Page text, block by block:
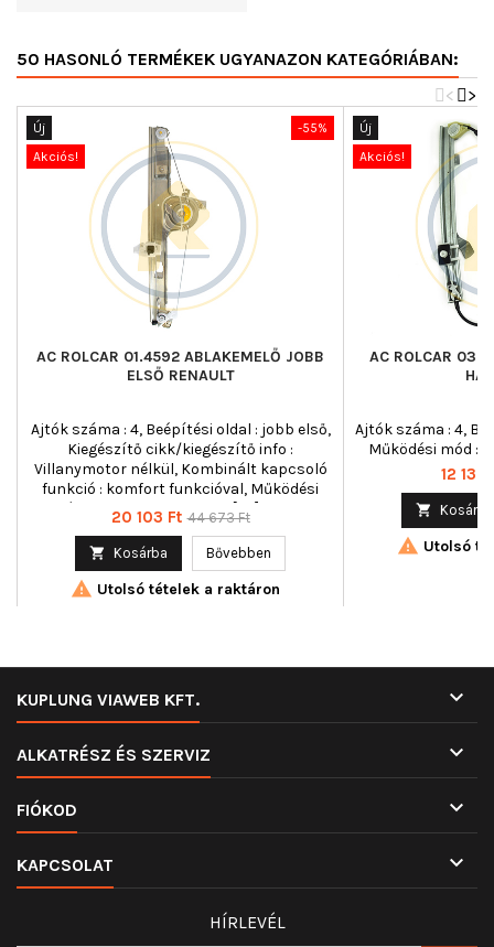
50 HASONLÓ TERMÉKEK UGYANAZON KATEGÓRIÁBAN:
>
<
-55%
Új
Akciós!
AC ROLCAR 01.4592 ABLAKEMELŐ JOBB
ELSŐ RENAULT
Ajtók száma : 4, Beépítési oldal : jobb első,
Kiegészítő cikk/kiegészítő info :
Villanymotor nélkül, Kombinált kapcsoló
funkció : komfort funkcióval, Működési
mód : elektromos, Tömeg [kg] : 0,600
Ár
20 103 Ft Normál
44 673 Ft
 Kosárba Bővebben
 Utolsó tételek a raktáron
Új
Akciós!
AC ROLCAR
Ajtók száma : 4,
Működési mód :
Ár
12 135
 Kosárba
 Utolsó
KUPLUNG VIAWEB KFT. 
ALKATRÉSZ ÉS SZERVIZ 
FIÓKOD 
KAPCSOLAT 
HÍRLEVÉL